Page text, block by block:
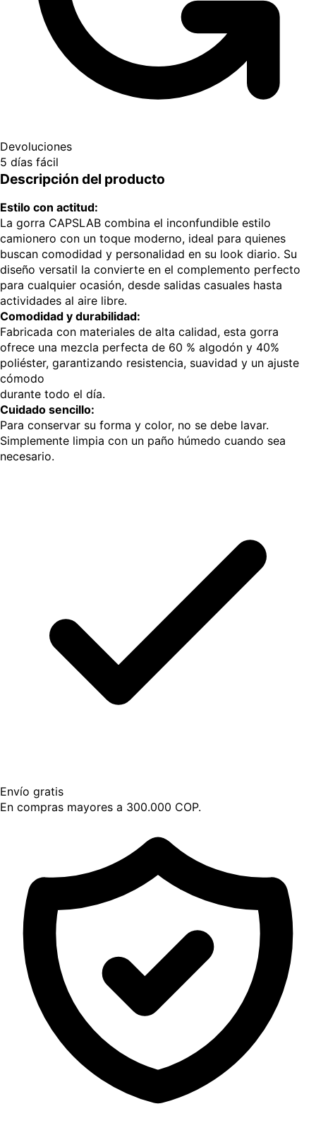
Devoluciones
5 días fácil
Descripción del producto
Estilo con actitud:
La gorra CAPSLAB combina el inconfundible estilo
camionero con un toque moderno, ideal para quienes
buscan comodidad y personalidad en su look diario. Su
diseño versatil la convierte en el complemento perfecto
para cualquier ocasión, desde salidas casuales hasta
actividades al aire libre.
Comodidad y durabilidad:
Fabricada con materiales de alta calidad, esta gorra
ofrece una mezcla perfecta de 60 % algodón y 40%
poliéster, garantizando resistencia, suavidad y un ajuste
cómodo
durante todo el día.
Cuidado sencillo:
Para conservar su forma y color, no se debe lavar.
Simplemente limpia con un paño húmedo cuando sea
necesario.
Envío gratis
En compras mayores a 300.000 COP.